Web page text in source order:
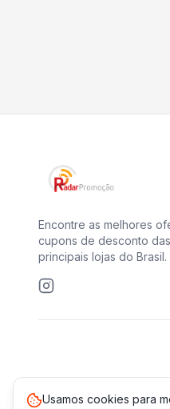
Encontre as melhores
cupons de desconto das
principais lojas do Brasil.
Usamos cookies para